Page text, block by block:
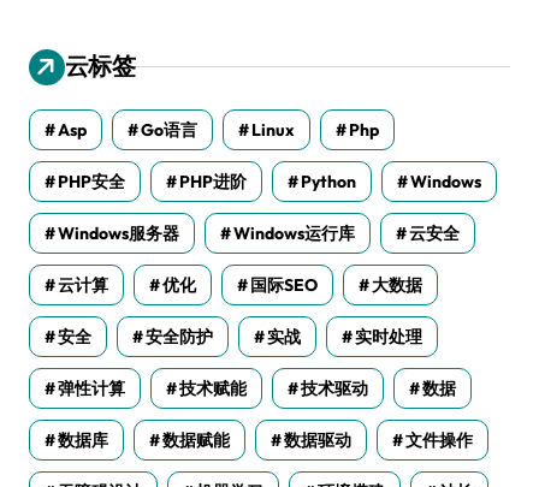
云标签
Asp Go语言 Linux Php
PHP安全 PHP进阶 Python Windows
Windows服务器 Windows运行库 云安全
云计算 优化 国际SEO 大数据
安全 安全防护 实战 实时处理
弹性计算 技术赋能 技术驱动 数据
数据库 数据赋能 数据驱动 文件操作